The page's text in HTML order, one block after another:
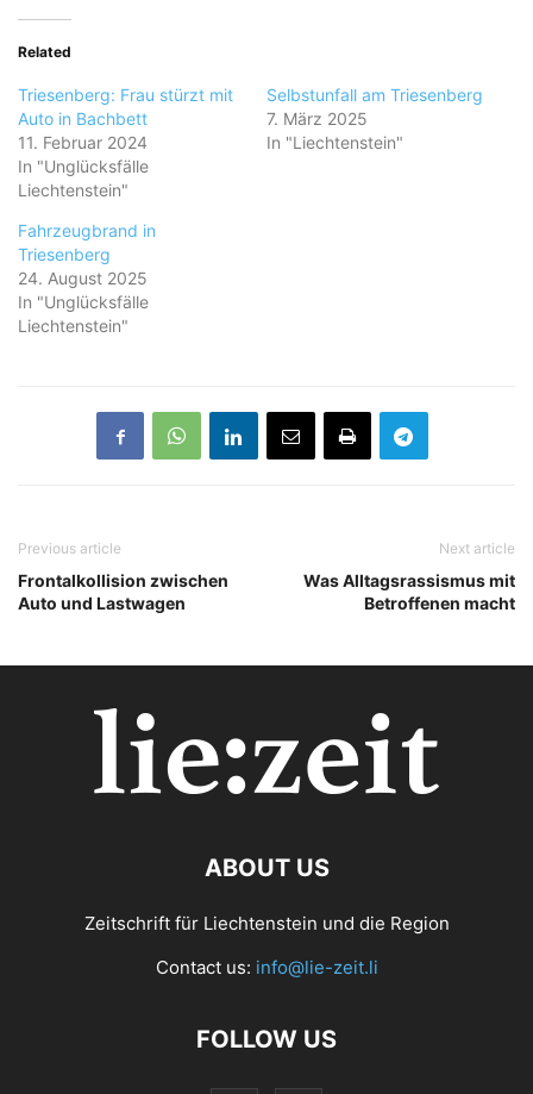
Related
Triesenberg: Frau stürzt mit
Auto in Bachbett
11. Februar 2024
In "Unglücksfälle
Liechtenstein"
Selbstunfall am Triesenberg
7. März 2025
In "Liechtenstein"
Fahrzeugbrand in
Triesenberg
24. August 2025
In "Unglücksfälle
Liechtenstein"
Previous article
Frontalkollision zwischen
Auto und Lastwagen
Next article
Was Alltagsrassismus mit
Betroffenen macht
ABOUT US
Zeitschrift für Liechtenstein und die Region
Contact us: info@lie-zeit.li
FOLLOW US